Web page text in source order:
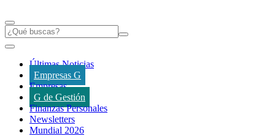
Últimas Noticias
Empresas G
Empresas
G de Gestión
Finanzas Personales
Newsletters
Mundial 2026